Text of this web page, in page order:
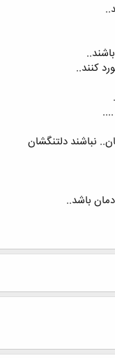
کنند..
نباشند دلتنگشان
باشد..